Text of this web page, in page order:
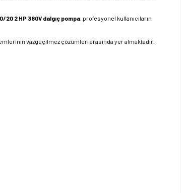
20 2 HP 380V dalgıç pompa , profesyonel kullanıcıların
vazgeçilmez çözümleri arasında yer almaktadır.